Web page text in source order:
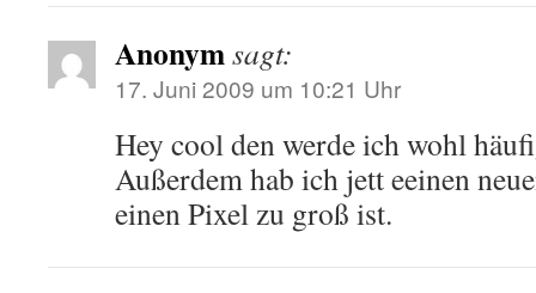
Anonymsagt:
17. Juni 2009 um 10:21 Uhr
Hey cool den werde ich wohl
Außerdem hab ich jett eeinen
einen Pixel zu groß ist.